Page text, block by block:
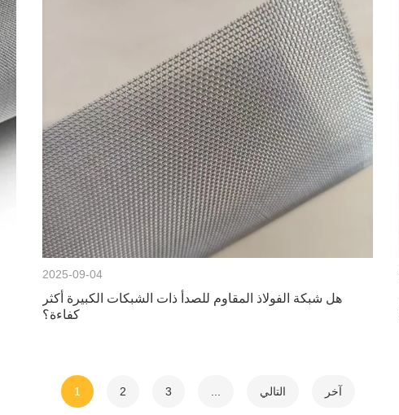
2025-09-04
هل شبكة الفولاذ المقاوم للصدأ ذات الشبكات الكبيرة أكثر
كفاءة؟
1 2 3 التالي آخر